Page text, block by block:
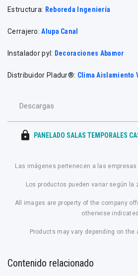
Estructura: Reboreda Ingeniería
Cerrajero:Alupa Canal
Instalador pyl: Decoraciones Abamor
Distribuidor Pladur®: Clima Aislamiento
Descargas
lock PANELADO SALAS TEMPORALES
Las imágenes pertenecen a las
Los productos pueden variar según la
All images are property of the company
otherwise
Products may vary depending on the
Contenido relacionado